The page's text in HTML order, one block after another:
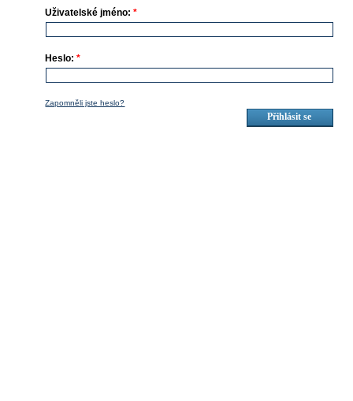
Uživatelské jméno:*
Heslo:*
Zapomněli jste heslo?